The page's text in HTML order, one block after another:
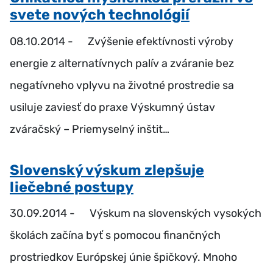
svete nových technológií
08.10.2014 - Zvýšenie efektívnosti výroby
energie z alternatívnych palív a zváranie bez
negatívneho vplyvu na životné prostredie sa
usiluje zaviesť do praxe Výskumný ústav
zváračský – Priemyselný inštit…
Slovenský výskum zlepšuje
liečebné postupy
30.09.2014 - Výskum na slovenských vysokých
školách začína byť s pomocou finančných
prostriedkov Európskej únie špičkový. Mnoho